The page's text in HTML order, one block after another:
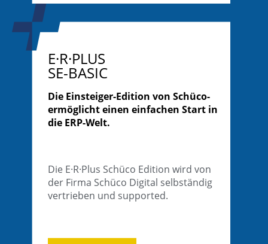
E·R·PLUS
SE-BASIC
Die Einsteiger-Edition von Schüco-
ermöglicht einen einfachen Start in
die ERP-Welt.
Die E·R·Plus Schüco Edition wird von
der Firma Schüco Digital selbständig
vertrieben und supported.